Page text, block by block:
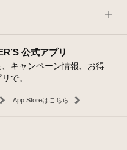
公式アプリ
キャンペーン情報、お得
で。
App Storeはこちら